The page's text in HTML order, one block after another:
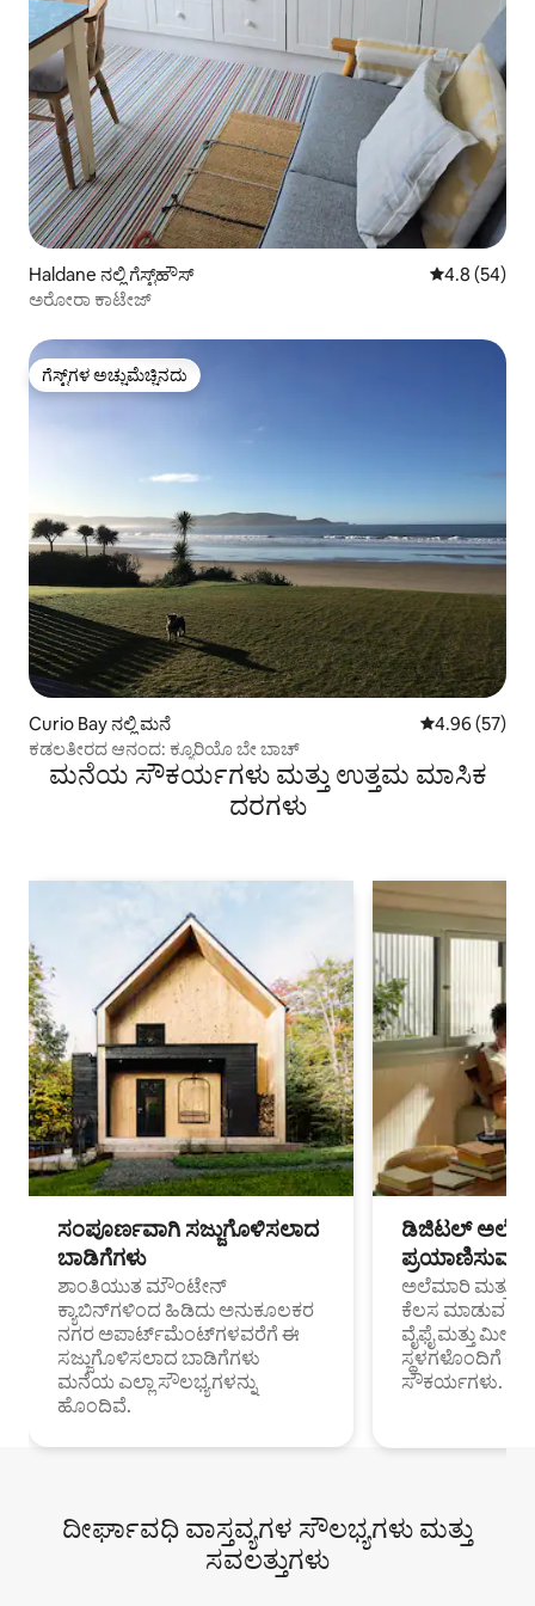
Haldane ನಲ್ಲಿ ಗೆಸ್ಟ್‌ಹೌಸ್ 5 ರಲ್ಲಿ 4.8
4.8 (54)
ಅರೋರಾ ಕಾಟೇಜ್
ಗೆಸ್ಟ್‌ಗಳ ಅಚ್ಚುಮೆಚ್ಚಿನದು
ಗೆಸ್ಟ್‌ಗಳ ಅಚ್ಚುಮೆಚ್ಚಿನದು
Curio Bay ನಲ್ಲಿ ಮನೆ 5 ರಲ್ಲಿ 4.96
4.96 (57)
ಕಡಲತೀರದ ಆನಂದ: ಕ್ಯೂರಿಯೊ ಬೇ ಬಾಚ್
ಮನೆಯ ಸೌಕರ್ಯಗಳು ಮತ್ತು ಉತ್ತಮ ಮಾಸಿಕ
ದರಗಳು
ಸಂಪೂರ್ಣವಾಗಿ ಸಜ್ಜುಗೊಳಿಸಲಾದ
ಬಾಡಿಗೆಗಳು
ಶಾಂತಿಯುತ ಮೌಂಟೇನ್
ಕ್ಯಾಬಿನ್‌ಗಳಿಂದ ಹಿಡಿದು ಅನುಕೂಲಕರ
ನಗರ ಅಪಾರ್ಟ್‌ಮೆಂಟ್‌ಗಳವರೆಗೆ ಈ
ಸಜ್ಜುಗೊಳಿಸಲಾದ ಬಾಡಿಗೆಗಳು
ಮನೆಯ ಎಲ್ಲಾ ಸೌಲಭ್ಯಗಳನ್ನು
ಹೊಂದಿವೆ.
ಡಿಜಿಟಲ್
ಪ್ರಯಾಣಿಸುವ
ಅಲೆಮಾರಿ ಮತ್ತು
ಕೆಲಸ ಮಾಡುವ
ವೈಫೈ ಮತ್ತು
ಸ್ಥಳಗಳೊಂದಿಗೆ
ಸೌಕರ್ಯಗಳು.
ದೀರ್ಘಾವಧಿ ವಾಸ್ತವ್ಯಗಳ ಸೌಲಭ್ಯಗಳು ಮತ್ತು
ಸವಲತ್ತುಗಳು